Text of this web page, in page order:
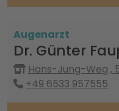
Augenarzt
Dr. Günter
Hans-Jung-Weg ,
+49 6533 957555